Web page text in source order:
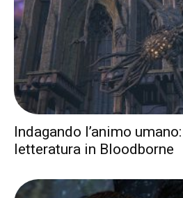
Indagando l’animo
letteratura in Bloodborne